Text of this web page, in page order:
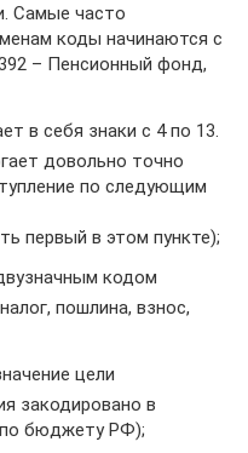
Самые часто
коды начинаются с
– Пенсионный фонд,
в себя знаки с 4 по 13.
довольно точно
по следующим
первый в этом пункте);
кодом
пошлина, взнос,
цели
закодировано в
бюджету РФ);